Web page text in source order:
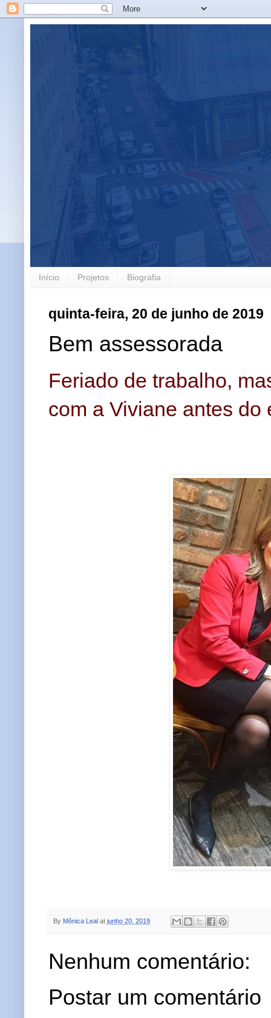
Início Projetos Biografia
quinta-feira, 20 de junho de 2019
Bem assessorada
Feriado de trabalho,
com a Viviane antes do
By Mônica Leal at junho 20, 2019
Nenhum comentário:
Postar um comentário